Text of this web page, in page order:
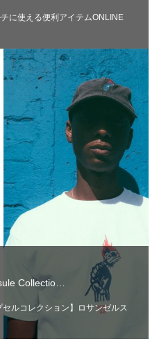
に使える便利アイテムONLINE
Collectio…
セルコレクション】ロサンゼルス